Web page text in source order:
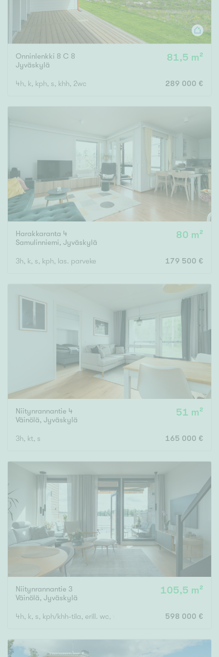
Onninlenkki 8 C 8
Jyväskylä
81,5 m²
4h, k, kph, s, khh, 2wc 289 000 €
Harakkaranta 4
Samulinniemi, Jyväskylä
80 m²
3h, k, s, kph, las. parveke 179 500 €
Niitynrannantie 4
Väinölä, Jyväskylä
51 m²
3h, kt, s 165 000 €
Niitynrannantie 3
Väinölä, Jyväskylä
105,5 m²
4h, k, s, kph/khh-tila, erill. wc, vh, las. parveke 598 000 €